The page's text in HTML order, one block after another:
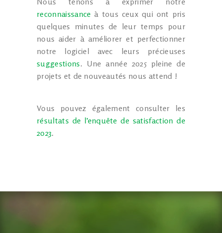
reconnaissance à tous ceux qui ont pris
quelques minutes de leur temps pour
nous aider à améliorer et perfectionner
notre logiciel avec leurs précieuses
suggestions. Une année 2025 pleine de
projets et de nouveautés nous attend !
Vous pouvez également consulter les
résultats de l’enquête de satisfaction de
2023.